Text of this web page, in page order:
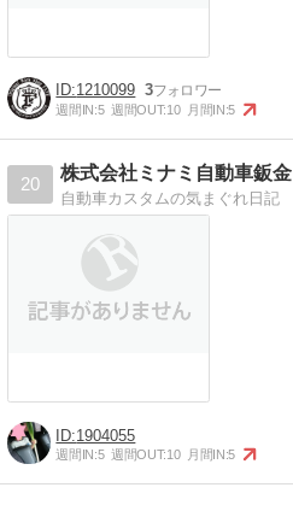
1210099 3
週間IN:5 週間OUT:10 月間IN:5
20
株式会社ミナミ自動車鈑金
自動車カスタムの気まぐれ日記
1904055
週間IN:5 週間OUT:10 月間IN:5